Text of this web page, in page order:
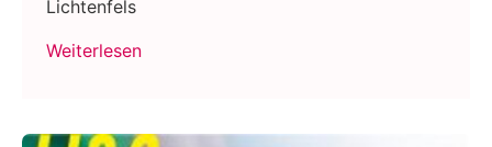
Lichtenfels
Weiterlesen